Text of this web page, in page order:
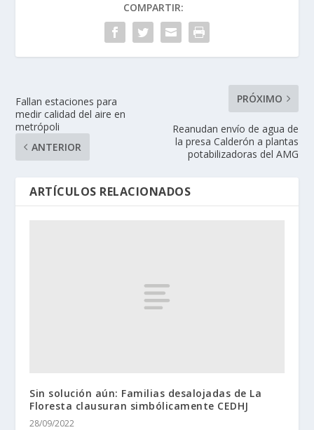
COMPARTIR:
Fallan estaciones para
medir calidad del aire en
metrópoli
ANTERIOR
PRÓXIMO
Reanudan envío de agua de
la presa Calderón a plantas
potabilizadoras del AMG
ARTÍCULOS RELACIONADOS
Sin solución aún: Familias desalojadas de La
Floresta clausuran simbólicamente CEDHJ
28/09/2022